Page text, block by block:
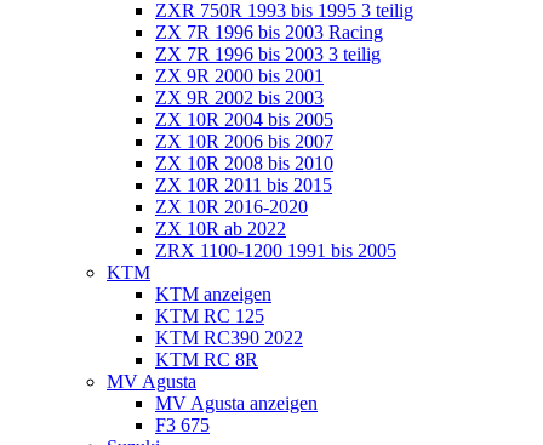
ZXR 750R 1993 bis 1995 3 teilig
ZX 7R 1996 bis 2003 Racing
ZX 7R 1996 bis 2003 3 teilig
ZX 9R 2000 bis 2001
ZX 9R 2002 bis 2003
ZX 10R 2004 bis 2005
ZX 10R 2006 bis 2007
ZX 10R 2008 bis 2010
ZX 10R 2011 bis 2015
ZX 10R 2016-2020
ZX 10R ab 2022
ZRX 1100-1200 1991 bis 2005
KTM
KTM anzeigen
KTM RC 125
KTM RC390 2022
KTM RC 8R
MV Agusta
MV Agusta anzeigen
F3 675